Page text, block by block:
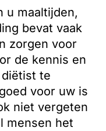
u maaltijden,
bevat vaak
zorgen voor
de kennis en
te
voor uw is
niet vergeten
mensen het